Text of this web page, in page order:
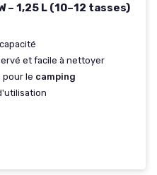
1,25 L (10–12 tasses)
et facile à nettoyer
pour le camping